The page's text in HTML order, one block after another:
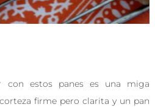
con estos panes es una miga
firme pero clarita y un pan